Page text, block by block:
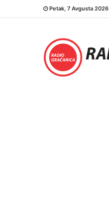
Petak, 7 Avgusta 2026